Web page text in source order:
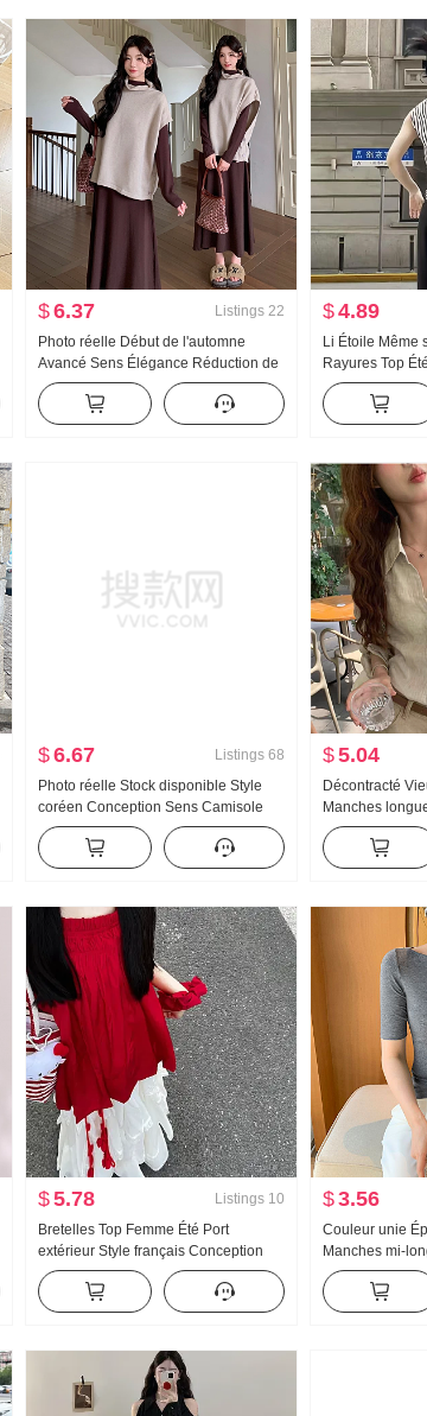
$6.37 Listings 22
Photo réelle Début de l'automne
Avancé Sens Élégance Réduction de
l'âge Rétro Ample Gilet Débardeur
Amincissant Maternité Combinaison
Ensemble jupe
$4.89
Li Étoile Même
Rayures Top
Sens Xiu
Sans manches
$6.67 Listings 68
Photo réelle Stock disponible Style
coréen Conception Sens Camisole
Élégance Polyvalent Avancé Sens Été
Nouveau Style occidental Top
$5.04
Décontracté
Manches
femmes
Nouveau
Protection
$5.78 Listings 10
Bretelles Top Femme Été Port
extérieur Style français Conception
Sens Niche Mode Style occidental
Réduction de l'âge Rouge Sans
manches Accrocher Cou Gilet
$3.56
Couleur unie
Manches mi-
2026 cinq
manches